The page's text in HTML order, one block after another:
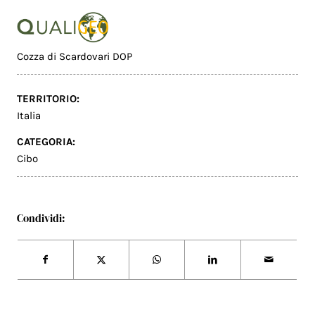
Cozza di Scardovari DOP
TERRITORIO:
Italia
CATEGORIA:
Cibo
Condividi: